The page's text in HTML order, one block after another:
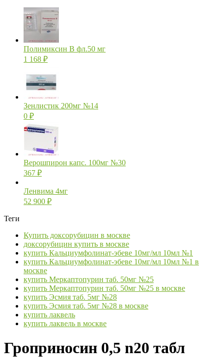
Полимиксин В фл.50 мг
1 168 ₽
Зенлистик 200мг №14
0 ₽
Верошпирон капс. 100мг №30
367 ₽
Ленвима 4мг
52 900 ₽
Теги
Купить доксорубицин в москве
доксорубицин купить в москве
купить Кальциумфолинат-эбеве 10мг/мл 10мл №1
купить Кальциумфолинат-эбеве 10мг/мл 10мл №1 в
москве
купить Меркаптопурин таб. 50мг №25
купить Меркаптопурин таб. 50мг №25 в москве
купить Эсмия таб. 5мг №28
купить Эсмия таб. 5мг №28 в москве
купить лаквель
купить лаквель в москве
Гроприносин 0,5 n20 табл